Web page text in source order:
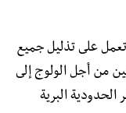
تعمل على تذليل جميع
من أجل الولوج إلى
الحدودية البرية